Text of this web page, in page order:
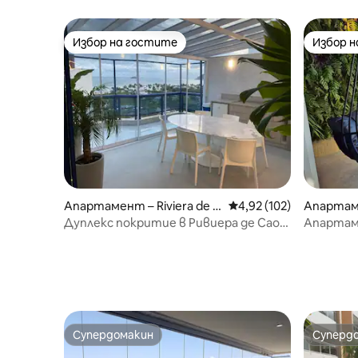
Избор на гостите
Избор на гостите
Апартамент – Riviera de S
ão Lourenço
Средна оценка: 4,92
4,92 (102)
Дуплекс покритие в Ривиера де Сао
Избор
Избор
Супердомакин
Супердомакин